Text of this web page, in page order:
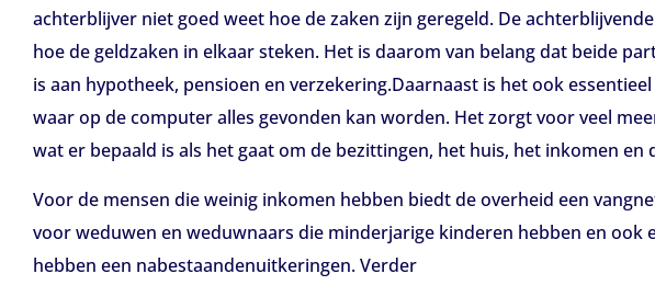
achterblijver niet goed weet hoe de zaken zijn geregeld. De
hoe de geldzaken in elkaar steken. Het is daarom van belang dat beide
is aan hypotheek, pensioen en verzekering.Daarnaast is het ook
waar op de computer alles gevonden kan worden. Het zorgt voor veel
wat er bepaald is als het gaat om de bezittingen, het huis, het inkomen en
Voor de mensen die weinig inkomen hebben biedt de overheid een
voor weduwen en weduwnaars die minderjarige kinderen hebben en ook
hebben een nabestaandenuitkeringen. Verder